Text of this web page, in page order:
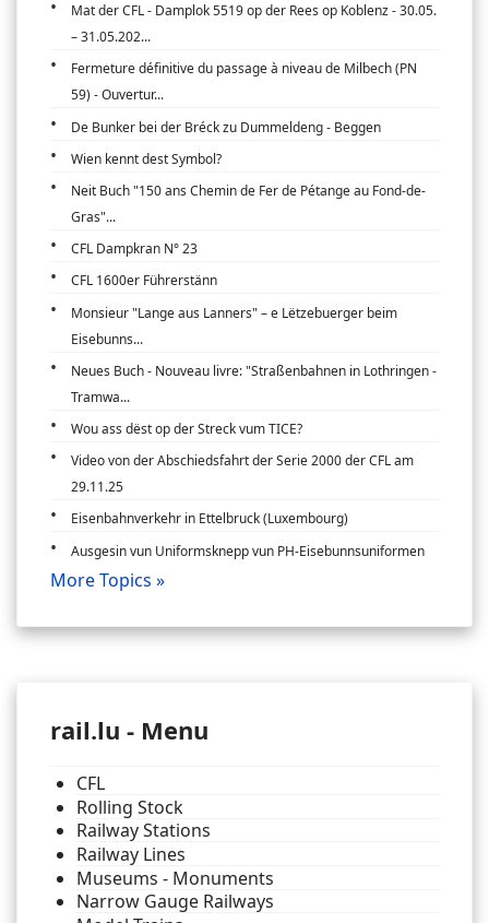
Mat der CFL - Damplok 5519 op der Rees op Koblenz - 30.05.
– 31.05.202...
Fermeture définitive du passage à niveau de Milbech (PN
59) - Ouvertur...
De Bunker bei der Bréck zu Dummeldeng - Beggen
Wien kennt dest Symbol?
Neit Buch "150 ans Chemin de Fer de Pétange au Fond-de-
Gras"...
CFL Dampkran N° 23
CFL 1600er Führerstänn
Monsieur "Lange aus Lanners" – e Lëtzebuerger beim
Eisebunns...
Neues Buch - Nouveau livre: "Straßenbahnen in Lothringen -
Tramwa...
Wou ass dëst op der Streck vum TICE?
Video von der Abschiedsfahrt der Serie 2000 der CFL am
29.11.25
Eisenbahnverkehr in Ettelbruck (Luxembourg)
Ausgesin vun Uniformsknepp vun PH-Eisebunnsuniformen
More Topics »
rail.lu - Menu
CFL
Rolling Stock
Railway Stations
Railway Lines
Museums - Monuments
Narrow Gauge Railways